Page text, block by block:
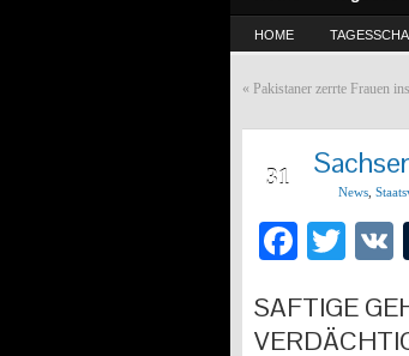
HOME
« Pakistaner zerrte Frauen
31
News
SAFTIGE